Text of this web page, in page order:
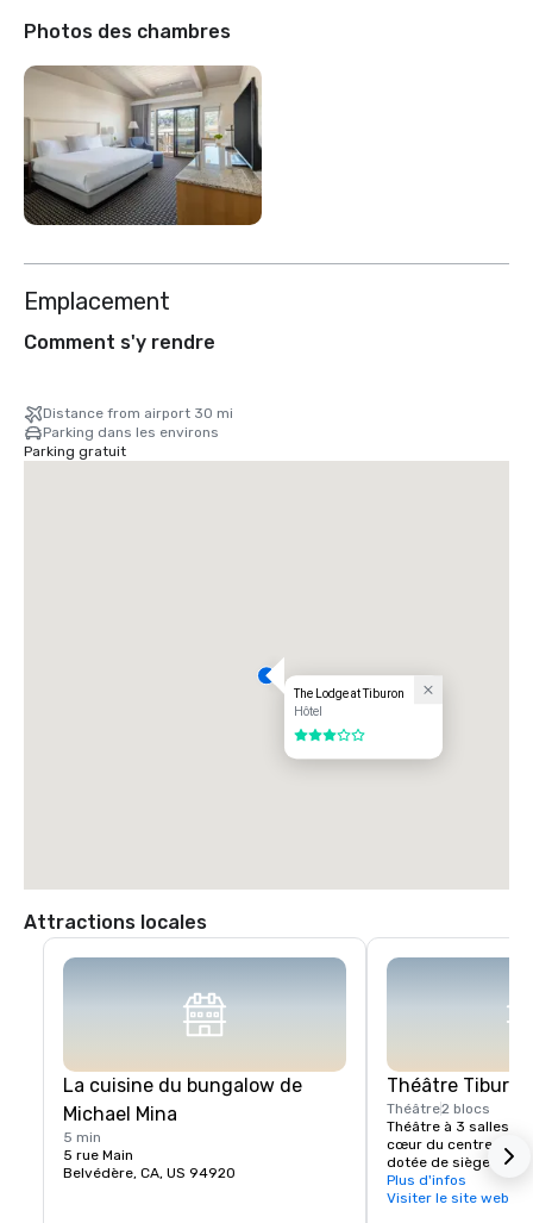
Photos des chambres
Emplacement
Comment s'y rendre
Distance from airport 30 mi
Parking dans les environs
Parking gratuit
The Lodge at Tiburon
Hôtel
3 sur 5
Attractions locales
La cuisine du bungalow de
Michael Mina
5 min
5 rue Main
Belvédère, CA, US 94920
Théâtre Tiburon
Théâtre2 blocs
Théâtre à 3 salles
cœur du centre-ville
dotée de sièges
projection et d'un
ultramodernes.
Plus d'infos
Visiter le site web